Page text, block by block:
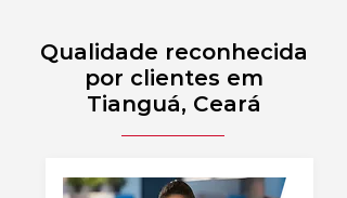
Qualidade reconhecida
por clientes em
Tianguá, Ceará